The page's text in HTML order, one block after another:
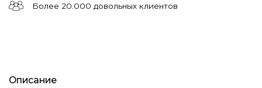
Более 20.000 довольных клиентов
Описание